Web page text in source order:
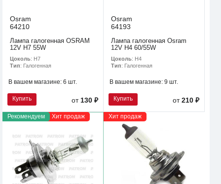
Osram
64210
Лампа галогенная OSRAM
12V H7 55W
Цоколь: H7
Тип: Галогенная
В вашем магазине: 6 шт.
Купить от 130 ₽
Osram
64193
Лампа галогенная Osram
12V H4 60/55W
Цоколь: H4
Тип: Галогенная
В вашем магазине: 9 шт.
Купить от210 ₽
Рекомендуем Хит продаж Хит продаж